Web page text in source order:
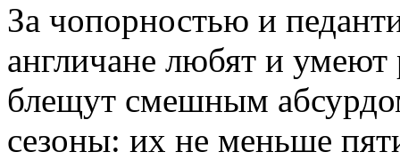
За чопорностью и
англичане любят и умеют
блещут смешным
сезоны: их не меньше